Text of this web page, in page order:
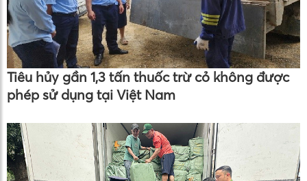
Tiêu hủy gần 1,3 tấn thuốc trừ cỏ không được
phép sử dụng tại Việt Nam